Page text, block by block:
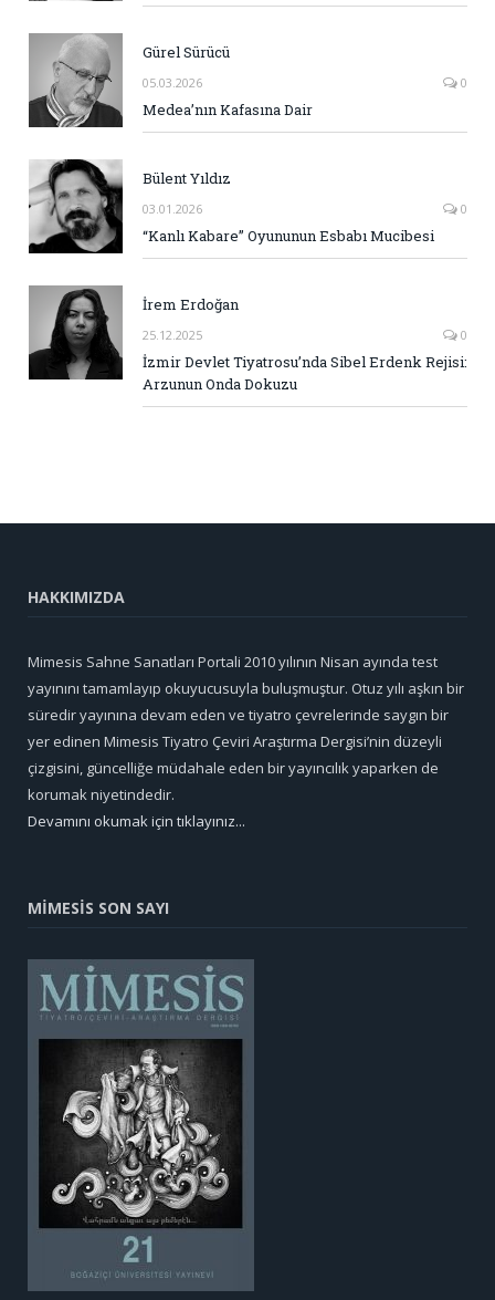
Gürel Sürücü
05.03.2026 0
Medea’nın Kafasına Dair
Bülent Yıldız
03.01.2026 0
“Kanlı Kabare” Oyununun Esbabı Mucibesi
İrem Erdoğan
25.12.2025 0
İzmir Devlet Tiyatrosu’nda Sibel Erdenk Rejisi:
Arzunun Onda Dokuzu
HAKKIMIZDA
Mimesis Sahne Sanatları Portali 2010 yılının Nisan ayında test
yayınını tamamlayıp okuyucusuyla buluşmuştur. Otuz yılı aşkın bir
süredir yayınına devam eden ve tiyatro çevrelerinde saygın bir
yer edinen Mimesis Tiyatro Çeviri Araştırma Dergisi’nin düzeyli
çizgisini, güncelliğe müdahale eden bir yayıncılık yaparken de
korumak niyetindedir.
Devamını okumak için tıklayınız...
MİMESİS SON SAYI